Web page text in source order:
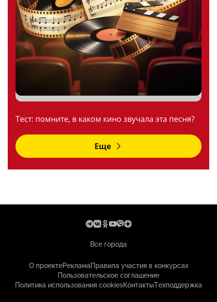
Тест: помните, в каком кино звучала эта песня?
Еще
Все города
О проектеРекламаПравила участия в конкурсах
Пользовательское соглашение
Политика использования cookiesКонтактыТехподдержка